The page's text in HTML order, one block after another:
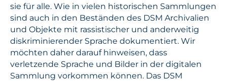
sie für alle. Wie in vielen historischen Sammlungen
sind auch in den Beständen des DSM Archivalien
und Objekte mit rassistischer und anderweitig
diskriminierender Sprache dokumentiert. Wir
möchten daher darauf hinweisen, dass
verletzende Sprache und Bilder in der digitalen
Sammlung vorkommen können. Das DSM